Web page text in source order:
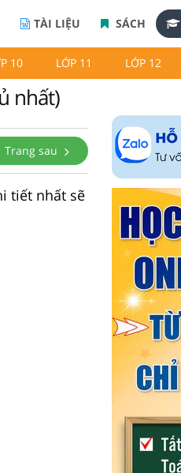
TÀI LIỆU SÁCH
10 LỚP 11 LỚP 12
nhất)
Trang sau
tiết nhất sẽ